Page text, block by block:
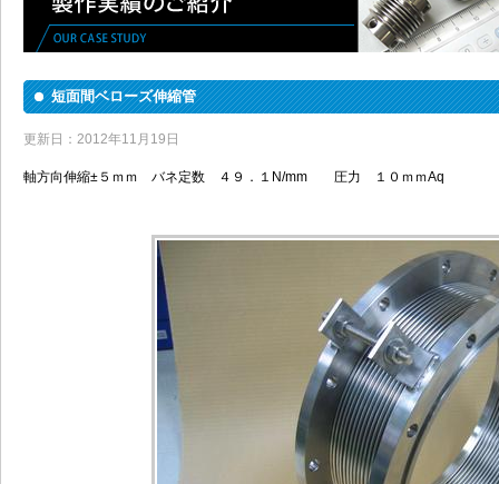
短面間ベローズ伸縮管
更新日：2012年11月19日
軸方向伸縮±５ｍｍ バネ定数 ４９．１N/mm 圧力 １０ｍｍAq